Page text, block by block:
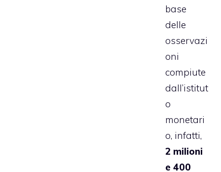
base
delle
osservazi
oni
compiute
dall’istitut
o
monetari
o, infatti,
2 milioni
e 400